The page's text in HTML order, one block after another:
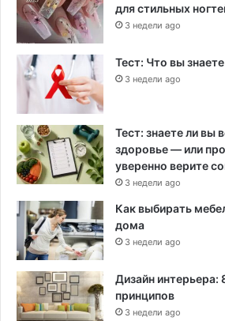
для стильных
3 недели ago
Тест: Что вы
3 недели ago
Тест: знаете ли вы
здоровье — или
уверенно верите
3 недели ago
Как выбирать
дома
3 недели ago
Дизайн
принципов
3 недели ago